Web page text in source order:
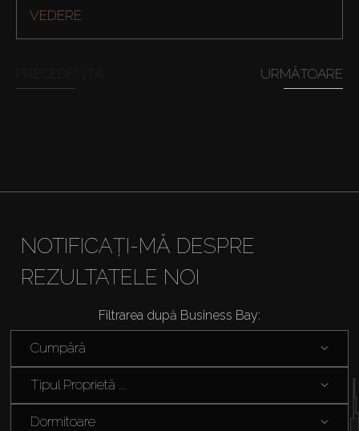
VEDERE
URMĂTOARE
NOTIFICAȚI-MĂ DESPRE
REZULTATELE NOI
Filtrarea după Business Bay:
Cumpără
Tipul Proprietă ...
Dormitoare